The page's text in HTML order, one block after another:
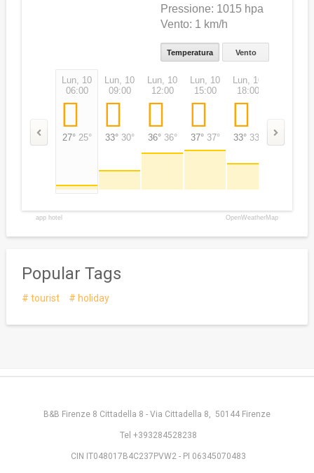
Pressione: 1015 hpa
Vento: 1 km/h
Temperatura Vento
Lun, 10
06:00
27° 25°
Lun, 10
09:00
33° 30°
Lun, 10
12:00
36° 36°
Lun, 10
15:00
37° 37°
Lun, 10
18:00
33° 33° 29°
app hotel OpenWeatherMap
Popular Tags
tourist holiday
B&B Firenze 8 Cittadella 8 - Via Cittadella 8, 50144 Firenze
Tel +393284528238
CIN IT048017B4C237PVW2 - PI 06345070483